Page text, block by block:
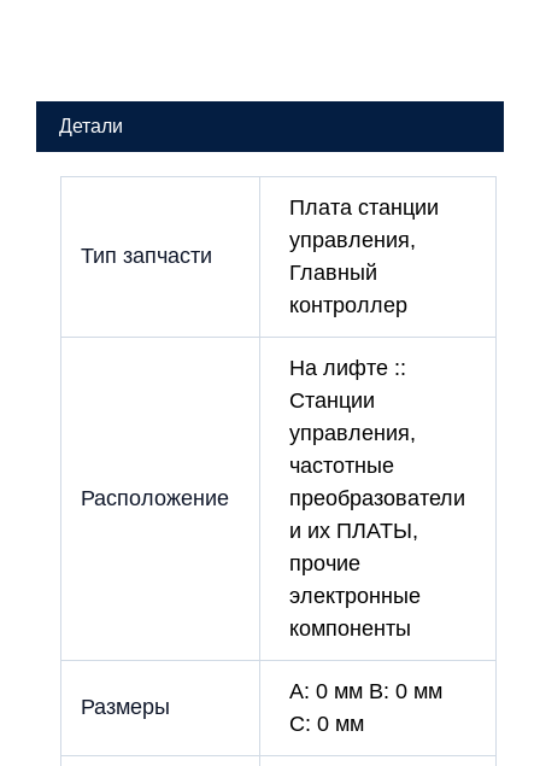
Детали
Тип запчасти
Плата станции
управления,
Главный
контроллер
Расположение
На лифте ::
Станции
управления,
частотные
преобразователи
и их ПЛАТЫ,
прочие
электронные
компоненты
Размеры
A: 0 мм B: 0 мм
C: 0 мм